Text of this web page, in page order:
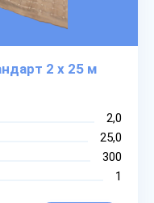
2 х 25 м
2,0
25,0
300
1